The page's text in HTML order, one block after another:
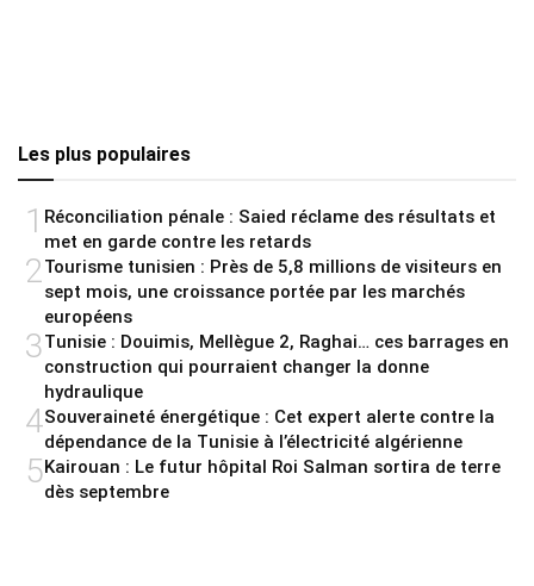
Les plus populaires
1 Réconciliation pénale : Saied réclame des résultats et
met en garde contre les retards
2Tourisme tunisien : Près de 5,8 millions de visiteurs en
sept mois, une croissance portée par les marchés
européens
3Tunisie : Douimis, Mellègue 2, Raghai… ces barrages en
construction qui pourraient changer la donne
hydraulique
4Souveraineté énergétique : Cet expert alerte contre la
dépendance de la Tunisie à l’électricité algérienne
5Kairouan : Le futur hôpital Roi Salman sortira de terre
dès septembre